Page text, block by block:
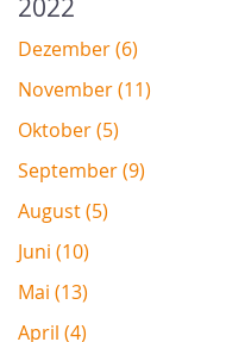
2022
Dezember (6)
November (11)
Oktober (5)
September (9)
August (5)
Juni (10)
Mai (13)
April (4)